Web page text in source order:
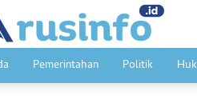
Pemerintahan Politik